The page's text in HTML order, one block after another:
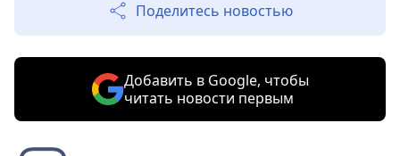
Поделитесь новостью
Добавить в Google, чтобы
читать новости первым